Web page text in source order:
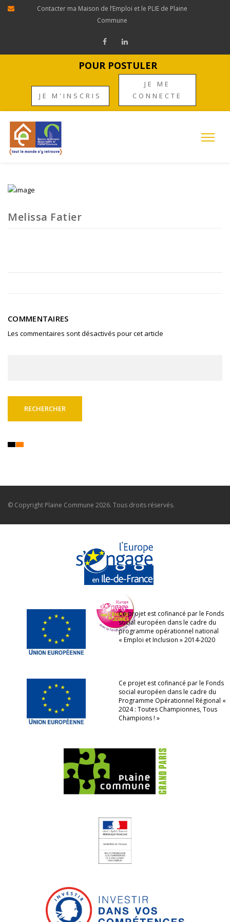
Contacter ma Maison de l’Emploi et le PLIE de Plaine
Commune
POUR POSTULER
JE M'INSCRIS
JE ME
CONNECTE
Melissa Fatier
COMMENTAIRES
Les commentaires sont désactivés pour cet article
© Copyright Plaine Commune 2026. Tous droits réservés.
Ce projet est cofinancé par le Fonds
social européen dans le cadre du
programme opérationnel national
« Emploi et Inclusion » 2014-2020
Ce projet est cofinancé par le Fonds
social européen dans le cadre du
Programme Opérationnel Régional «
2024 : Toutes Championnes, Tous
Champions ! »